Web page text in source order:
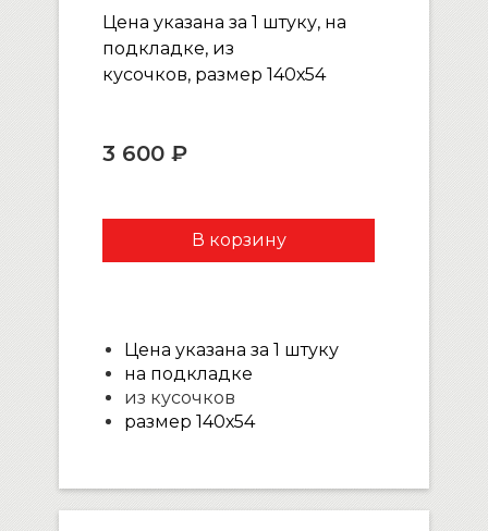
Цена указана за 1 штуку, на
подкладке, из
кусочков, размер 140х54
3 600 ₽
Цена указана за 1 штуку
на подкладке
из кусочков
размер 140х54